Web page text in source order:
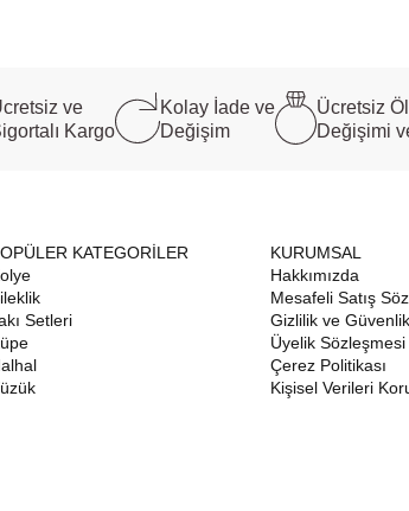
ve
Kargo
Kolay İade ve
Değişim
Ücretsiz
Değişimi
KATEGORİLER
Setleri
KURUMSAL
Hakkımızda
Mesafeli Satış
Gizlilik ve Güvenlik
Üyelik Sözleşmesi
Çerez Politikası
Kişisel Verileri